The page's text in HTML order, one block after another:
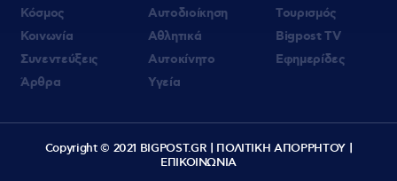
Κόσμος
Κοινωνία
Συνεντεύξεις
Άρθρα
Αυτοδιοίκηση
Αθλητικά
Αυτοκίνητο
Υγεία
Τουρισμός
Bigpost TV
Εφημερίδες
Copyright © 2021 BIGPOST.GR | ΠΟΛΙΤΙΚΗ ΑΠΟΡΡΗΤΟΥ|
ΕΠΙΚΟΙΝΩΝΙΑ